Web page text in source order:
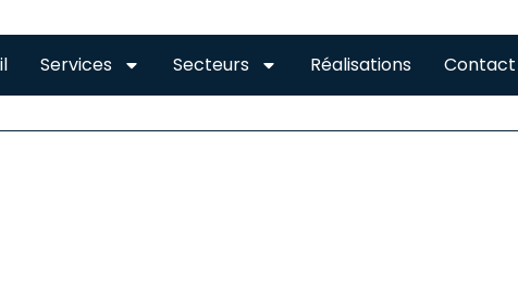
Services Secteurs Réalisations Contact